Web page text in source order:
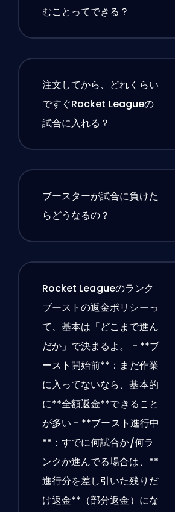
むことってできる？
注文してから、どれくらい
ですぐRocket Leagueの
試合に入れる？
ブースターが試合に負けた
らどうなるの？
Rocket Leagueのランク
ブーストの返金ポリシーっ
て、基本は「どこまで進ん
だか」で決まるよ。 - **ブ
ースト開始前**：まだ作業
に入ってないなら、基本的
に**全額返金**できること
が多い - **ブースト進行中
**：すでに何試合か/何ラ
ンクか進んでる場合は、**
進行分を差し引いた残りだ
け返金**（部分返金）にな